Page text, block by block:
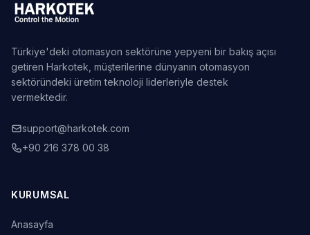
Türkiye'deki otomasyon sektörüne yepyeni bir bakış açısı
getiren Harkotek, müşterilerine dünyanın otomasyon
sektöründeki üretim teknoloji liderleriyle destek
vermektedir.
support@harkotek.com
+90 216 378 00 38
KURUMSAL
Anasayfa